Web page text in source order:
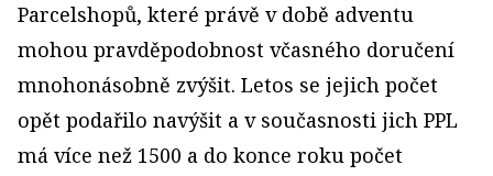
Parcelshopů, které právě v době adventu
mohou pravděpodobnost včasného doručení
mnohonásobně zvýšit. Letos se jejich počet
opět podařilo navýšit a v současnosti jich PPL
má více než 1500 a do konce roku počet